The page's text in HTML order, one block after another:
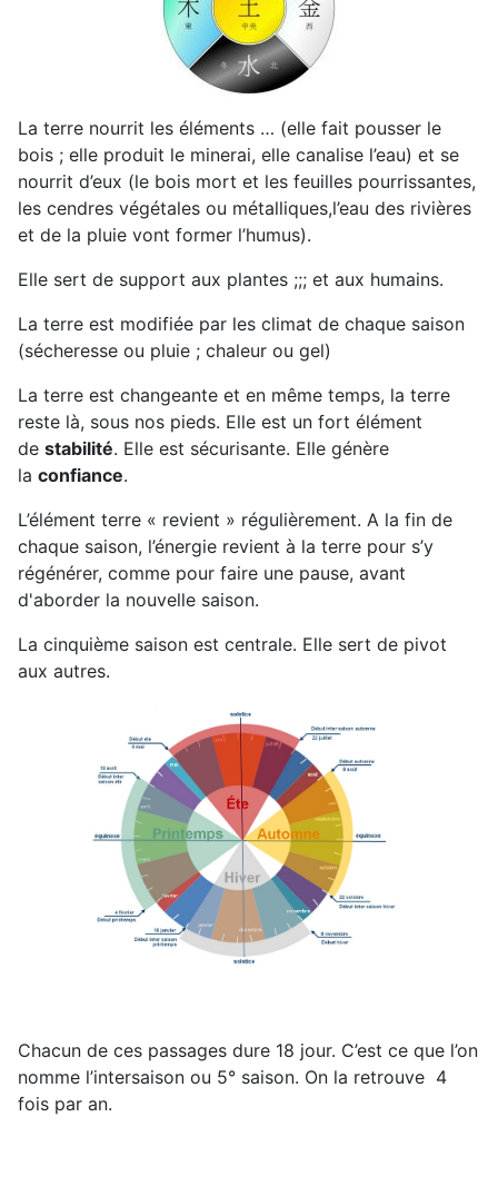
La terre nourrit les éléments … (elle fait pousser le
bois ; elle produit le minerai, elle canalise l’eau) et se
nourrit d’eux (le bois mort et les feuilles pourrissantes,
les cendres végétales ou métalliques,l’eau des rivières
et de la pluie vont former l’humus).
Elle sert de support aux plantes ;;; et aux humains.
La terre est modifiée par les climat de chaque saison
(sécheresse ou pluie ; chaleur ou gel)
La terre est changeante et en même temps, la terre
reste là, sous nos pieds. Elle est un fort élément
de stabilité. Elle est sécurisante. Elle génère
la confiance.
L’élément terre « revient » régulièrement. A la fin de
chaque saison, l’énergie revient à la terre pour s’y
régénérer, comme pour faire une pause, avant
d'aborder la nouvelle saison.
La cinquième saison est centrale. Elle sert de pivot
aux autres.
Chacun de ces passages dure 18 jour. C’est ce que l’on
nomme l’intersaison ou 5° saison. On la retrouve 4
fois par an.